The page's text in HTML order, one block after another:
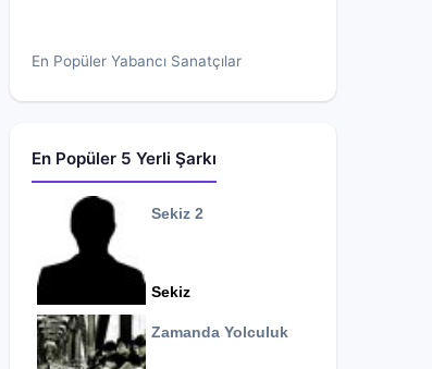
En Popüler Yabancı Sanatçılar
En Popüler 5 Yerli Şarkı
Sekiz 2
Sekiz
Zamanda Yolculuk